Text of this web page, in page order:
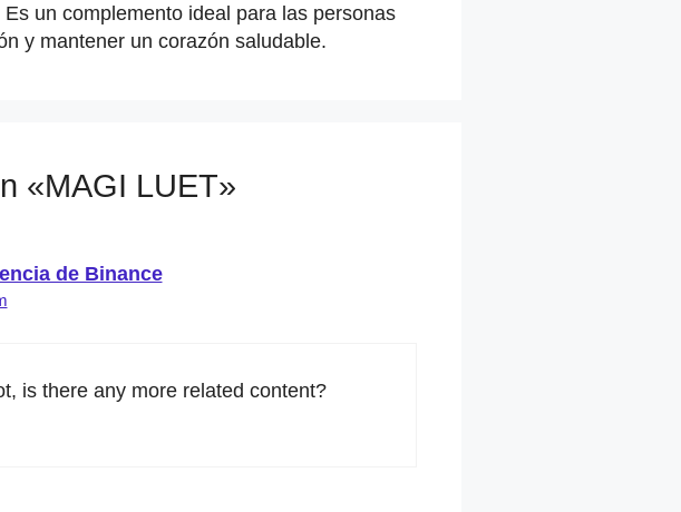
un complemento ideal para las personas
y mantener un corazón saludable.
«MAGI LUET»
de Binance
is there any more related content?